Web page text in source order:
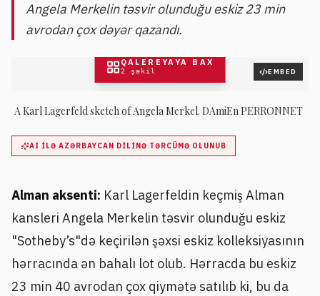
Angela Merkelin təsvir olunduğu eskiz 23 min
avrodan çox dəyər qazandı.
QALEREYAYA BAX
2 şəkil EMBED
A Karl Lagerfeld sketch of Angela Merkel. DAmiEn PERRONNET
AI ILƏ AZƏRBAYCAN DILINƏ TƏRCÜMƏ OLUNUB
Alman aksenti: Karl Lagerfeldin keçmiş Alman
kansleri Angela Merkelin təsvir olunduğu eskiz
"Sotheby’s"də keçirilən şəxsi eskiz kolleksiyasının
hərracında ən bahalı lot olub. Hərracda bu eskiz
23 min 40 avrodan çox qiymətə satılıb ki, bu da